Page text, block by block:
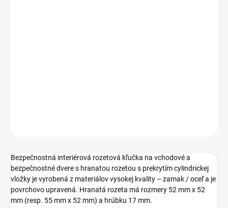
Bezpečnostná interiérová rozetová kľučka na vchodové a
bezpečnostné dvere s hranatou rozetou s prekrytím cylindrickej
vložky je vyrobená z materiálov vysokej kvality – zamak / oceľ a je
povrchovo upravená. Hranatá rozeta má rozmery 52 mm x 52
mm (resp. 55 mm x 52 mm) a hrúbku 17 mm.